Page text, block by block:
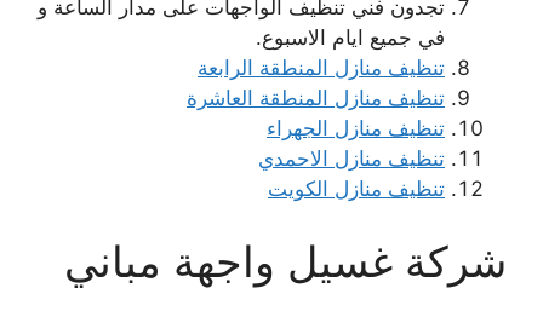
تجدون فني تنظيف الواجهات على مدار الساعة و
في جميع ايام الاسبوع.
تنظيف منازل المنطقة الرابعة
تنظيف منازل المنطقة العاشرة
تنظيف منازل الجهراء
تنظيف منازل الاحمدي
تنظيف منازل الكويت
شركة غسيل واجهة مباني